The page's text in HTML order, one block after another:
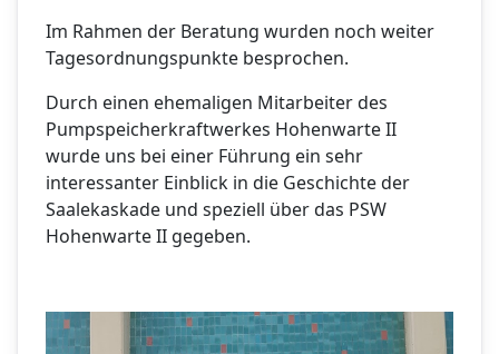
Im Rahmen der Beratung wurden noch weiter
Tagesordnungspunkte besprochen.
Durch einen ehemaligen Mitarbeiter des
Pumpspeicherkraftwerkes Hohenwarte II
wurde uns bei einer Führung ein sehr
interessanter Einblick in die Geschichte der
Saalekaskade und speziell über das PSW
Hohenwarte II gegeben.